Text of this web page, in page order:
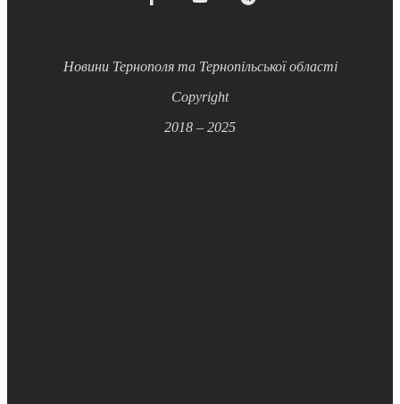
Новини Тернополя та Тернопільської області
Copyright
2018 – 2025